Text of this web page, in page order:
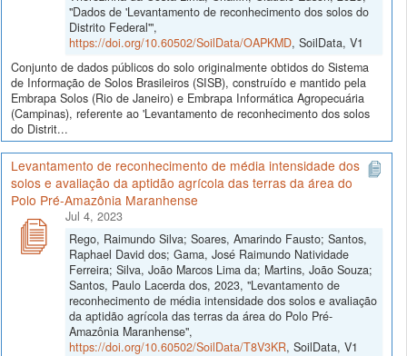
"Dados de 'Levantamento de reconhecimento dos solos do
Distrito Federal'",
https://doi.org/10.60502/SoilData/OAPKMD, SoilData, V1
Conjunto de dados públicos do solo originalmente obtidos do Sistema
de Informação de Solos Brasileiros (SISB), construído e mantido pela
Embrapa Solos (Rio de Janeiro) e Embrapa Informática Agropecuária
(Campinas), referente ao 'Levantamento de reconhecimento dos solos
do Distrit...
Levantamento de reconhecimento de média intensidade dos
solos e avaliação da aptidão agrícola das terras da área do
Polo Pré-Amazônia Maranhense
Jul 4, 2023
Rego, Raimundo Silva; Soares, Amarindo Fausto; Santos,
Raphael David dos; Gama, José Raimundo Natividade
Ferreira; Silva, João Marcos Lima da; Martins, João Souza;
Santos, Paulo Lacerda dos, 2023, "Levantamento de
reconhecimento de média intensidade dos solos e avaliação
da aptidão agrícola das terras da área do Polo Pré-
Amazônia Maranhense",
https://doi.org/10.60502/SoilData/T8V3KR, SoilData, V1